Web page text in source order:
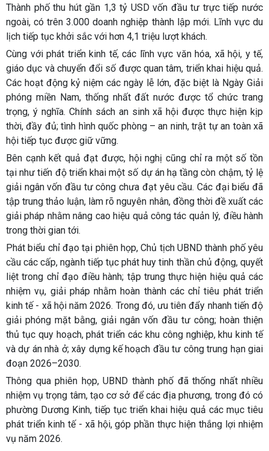
Thành phố thu hút gần 1,3 tỷ USD vốn đầu tư trực tiếp nước
ngoài, có trên 3.000 doanh nghiệp thành lập mới. Lĩnh vực du
lịch tiếp tục khởi sắc với hơn 4,1 triệu lượt khách.
Cùng với phát triển kinh tế, các lĩnh vực văn hóa, xã hội, y tế,
giáo dục và chuyển đổi số được quan tâm, triển khai hiệu quả.
Các hoạt động kỷ niệm các ngày lễ lớn, đặc biệt là Ngày Giải
phóng miền Nam, thống nhất đất nước được tổ chức trang
trọng, ý nghĩa. Chính sách an sinh xã hội được thực hiện kịp
thời, đầy đủ; tình hình quốc phòng – an ninh, trật tự an toàn xã
hội tiếp tục được giữ vững.
Bên cạnh kết quả đạt được, hội nghị cũng chỉ ra một số tồn
tại như tiến độ triển khai một số dự án hạ tầng còn chậm, tỷ lệ
giải ngân vốn đầu tư công chưa đạt yêu cầu. Các đại biểu đã
tập trung thảo luận, làm rõ nguyên nhân, đồng thời đề xuất các
giải pháp nhằm nâng cao hiệu quả công tác quản lý, điều hành
trong thời gian tới.
Phát biểu chỉ đạo tại phiên họp, Chủ tịch UBND thành phố yêu
cầu các cấp, ngành tiếp tục phát huy tinh thần chủ động, quyết
liệt trong chỉ đạo điều hành; tập trung thực hiện hiệu quả các
nhiệm vụ, giải pháp nhằm hoàn thành các chỉ tiêu phát triển
kinh tế - xã hội năm 2026. Trong đó, ưu tiên đẩy nhanh tiến độ
giải phóng mặt bằng, giải ngân vốn đầu tư công; hoàn thiện
thủ tục quy hoạch, phát triển các khu công nghiệp, khu kinh tế
và dự án nhà ở; xây dựng kế hoạch đầu tư công trung hạn giai
đoạn 2026–2030.
Thông qua phiên họp, UBND thành phố đã thống nhất nhiều
nhiệm vụ trọng tâm, tạo cơ sở để các địa phương, trong đó có
phường Dương Kinh, tiếp tục triển khai hiệu quả các mục tiêu
phát triển kinh tế - xã hội, góp phần thực hiện thắng lợi nhiệm
vụ năm 2026.